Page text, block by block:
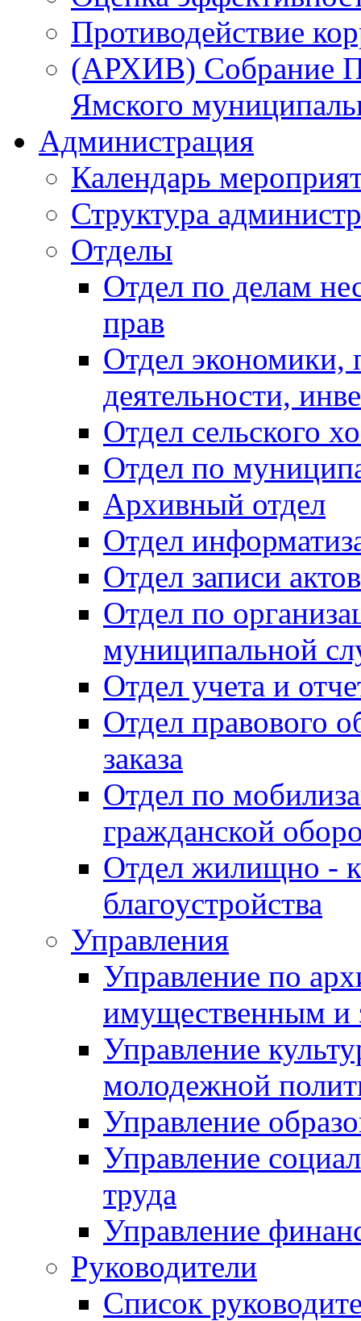
Противодействие
(АРХИВ) Собрание
Ямского
Администрация
Календарь
Структура
Отделы
Отдел по делам
прав
Отдел экономики,
деятельности,
Отдел сельского
Отдел по
Архивный отдел
Отдел
Отдел записи
Отдел по
муниципальной
Отдел учета и
Отдел правового
заказа
Отдел по
гражданской
Отдел жилищно -
благоустройства
Управления
Управление по
имущественным и
Управление
молодежной
Управление
Управление
труда
Управление
Руководители
Список